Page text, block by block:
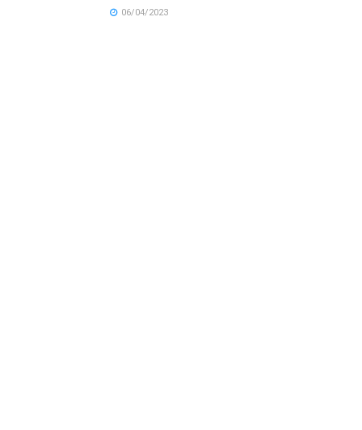
06/04/2023